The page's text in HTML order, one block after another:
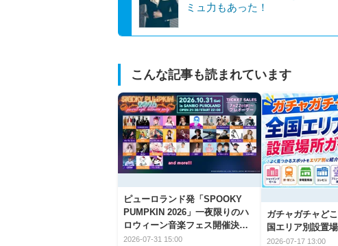
ミュ力もあった！
こんな記事も読まれています
ピューロランド発「SPOOKY
PUMPKIN 2026」一夜限りのハ
ロウィーン音楽フェス開催決
定！
2026-07-31 15:00
ガチャガチャど
国エリア別設置
2026-07-17 13:00